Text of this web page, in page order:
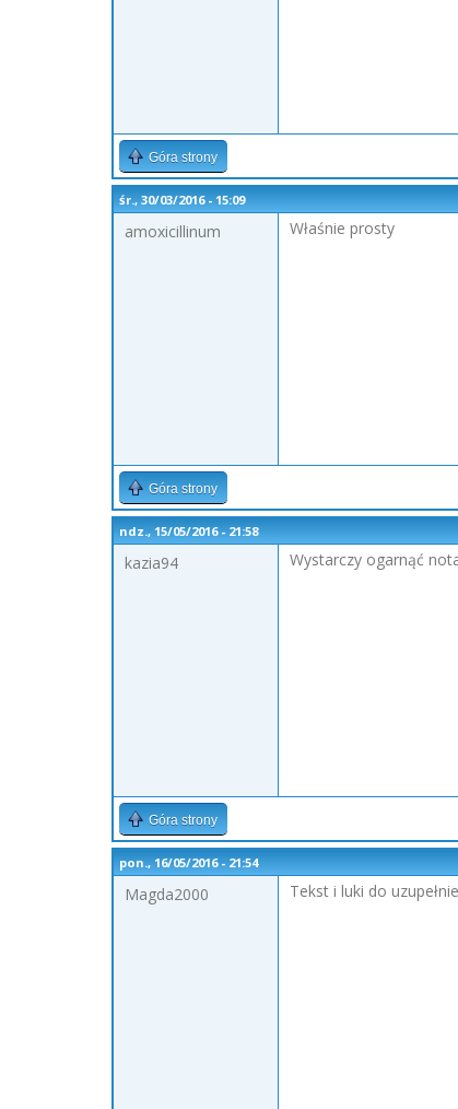
Góra strony
śr., 30/03/2016 - 15:09
amoxicillinum
Właśnie prosty
Góra strony
ndz., 15/05/2016 - 21:58
kazia94
Wystarczy ogarnąć
Góra strony
pon., 16/05/2016 - 21:54
Magda2000
Tekst i luki do